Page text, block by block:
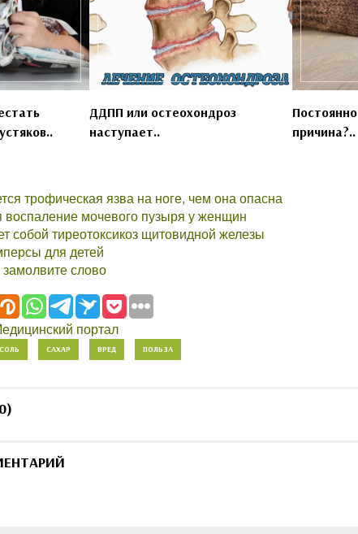
ДДПП или остеохондроз
наступает..
причина?..
трофическая язва на ноге, чем она опасна
воспаление мочевого пузыря у женщин
собой тиреотоксикоз щитовидной железы
для детей
слово
портал
СОЛЬ САХАР ВРЕД ПОЛЬЗА